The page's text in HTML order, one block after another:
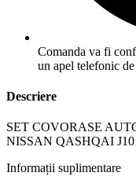
Comanda va fi
un apel telefonic
Descriere
SET COVORASE
NISSAN QASHQAI J10
Informații suplimentare